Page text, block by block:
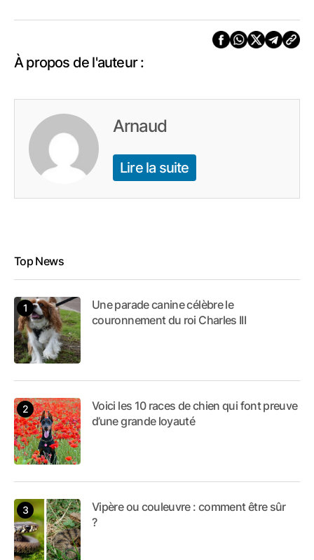
À propos de l'auteur :
Arnaud
Lire la suite
Top News
Une parade canine célèbre le
couronnement du roi Charles III
Voici les 10 races de chien qui font preuve
d’une grande loyauté
Vipère ou couleuvre : comment être sûr
?